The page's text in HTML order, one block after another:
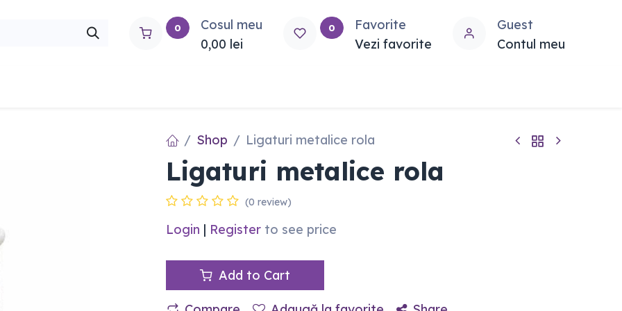
0
Cosul meu
0,00 lei
0
Favorite
Vezi favorite
Guest
Contul meu
Shop Ligaturi metalice rola
Ligaturi metalice rola
(0 review)
Login | Register to see price
Add to Cart